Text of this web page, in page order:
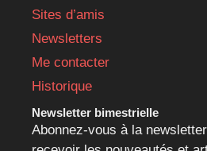
Sites d’amis
Newsletters
Me contacter
Historique
Newsletter bimestrielle
Abonnez-vous à la